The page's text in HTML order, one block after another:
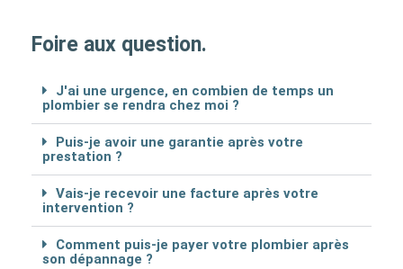
Foire aux question.
J'ai une urgence, en combien de temps un
plombier se rendra chez moi ?
Puis-je avoir une garantie après votre
prestation ?
Vais-je recevoir une facture après votre
intervention ?
Comment puis-je payer votre plombier après
son dépannage ?